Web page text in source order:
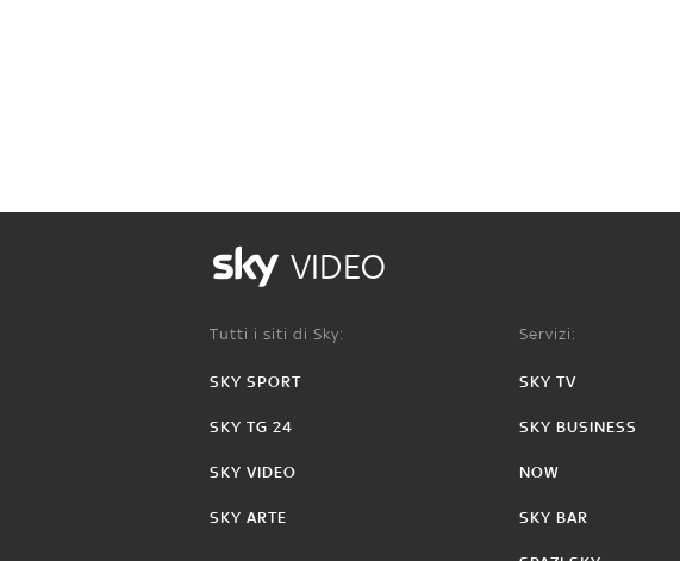
VIDEO
Tutti i siti di Sky:
SKY SPORT
SKY TG 24
SKY VIDEO
SKY ARTE
Servizi:
SKY TV
SKY BUSINESS
NOW
SKY BAR